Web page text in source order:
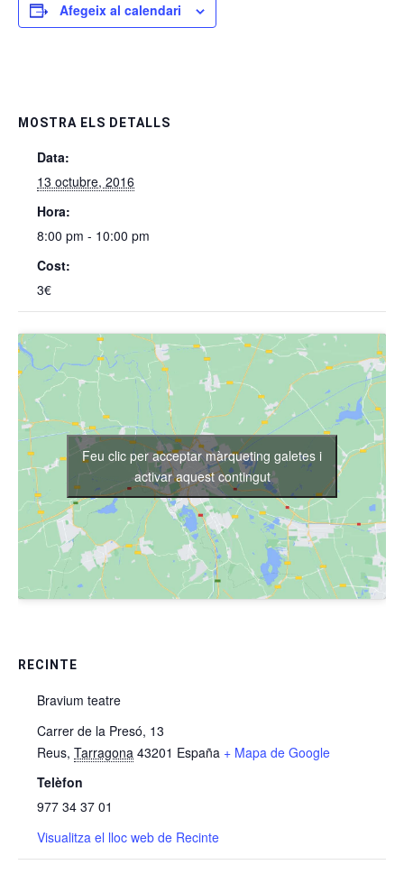
Afegeix al calendari
MOSTRA ELS DETALLS
Data:
13 octubre, 2016
Hora:
8:00 pm - 10:00 pm
Cost:
3€
RECINTE
Bravium teatre
Carrer de la Presó, 13
Reus, Tarragona 43201 España + Mapa de Google
Telèfon
977 34 37 01
Visualitza el lloc web de Recinte
Feu clic per acceptar màrqueting galetes i
activar aquest contingut